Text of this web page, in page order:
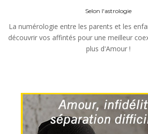
Selon l'astrologie
La numérologie entre les parents et les
découvrir vos affintés pour une meilleur
plus d'Amour !